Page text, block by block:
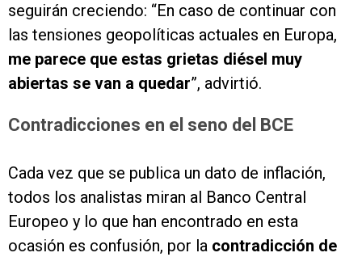
seguirán creciendo: “En caso de continuar con
las tensiones geopolíticas actuales en Europa,
me parece que estas grietas diésel muy
abiertas se van a quedar”, advirtió.
Contradicciones en el seno del BCE
Cada vez que se publica un dato de inflación,
todos los analistas miran al Banco Central
Europeo y lo que han encontrado en esta
ocasión es confusión, por la contradicción de